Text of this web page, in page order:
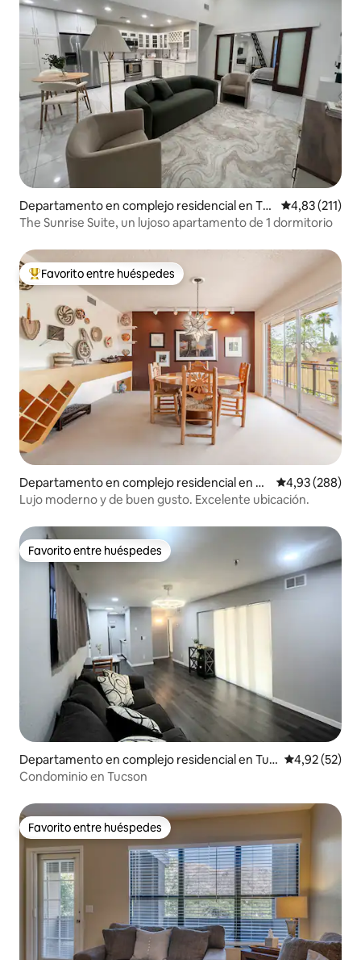
Departamento en complejo residencial en Tu
cson
Calificación
4,83 (211)
The Sunrise Suite, un lujoso apartamento de 1 dormitorio
Favorito entre los huéspedes más destacados
Favorito entre huéspedes
Departamento en complejo residencial en Tu
cson
Calificación
4,93 (288)
Lujo moderno y de buen gusto. Excelente ubicación.
Favorito entre huéspedes
Favorito entre huéspedes
Departamento en complejo residencial en Tuc
son
Calificación
4,92 (52)
Condominio en Tucson
Favorito entre huéspedes
Favorito entre huéspedes